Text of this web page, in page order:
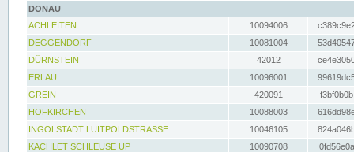
DONAU
ACHLEITEN
10094006
DEGGENDORF
10081004
DÜRNSTEIN
42012
ERLAU
10096001
GREIN
420091
HOFKIRCHEN
10088003
INGOLSTADT LUITPOLDSTRASSE
10046105
KACHLET SCHLEUSE UP
10090708